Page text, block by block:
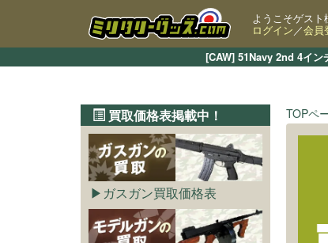
[CAW] 51Navy 2nd 4イン
ようこそゲスト
ログイン／会員
TOPペ
買取価格表掲載中！
ガスガン買取価格表